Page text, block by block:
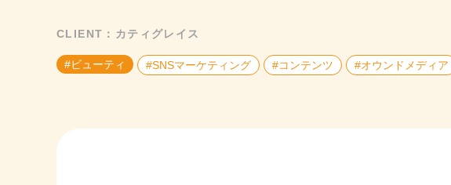
CLIENT：カティグレイス
#ビューティ #SNSマーケティング #コンテンツ #オウンドメディア